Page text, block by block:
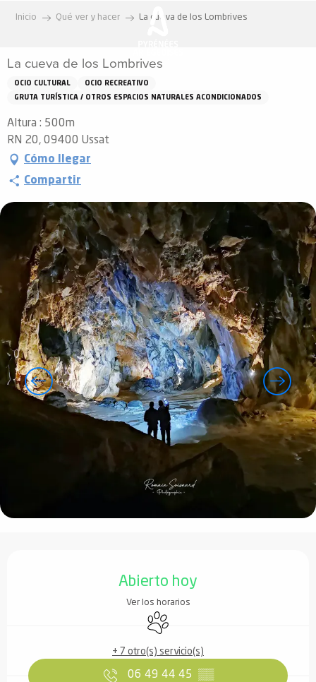
principal
Inicio Qué ver y hacer La cueva de los Lombrives
La cueva de los Lombrives
OCIO CULTURAL
OCIO RECREATIVO
GRUTA TURÍSTICA / OTROS ESPACIOS NATURALES ACONDICIONADOS
Altura : 500m
RN 20, 09400 Ussat
Cómo llegar
Compartir
Abierto hoy
Ver los horarios
Se aceptan animales
+ 7 otro(s) servicio(s)
06 49 44 45 ▒▒